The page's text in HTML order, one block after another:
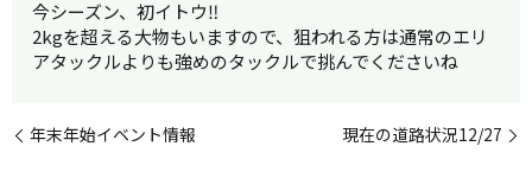
今シーズン、初イトウ‼︎
2kgを超える大物もいますので、狙われる方は通常のエリ
アタックルよりも強めのタックルで挑んでくださいね
年末年始イベント情報 現在の道路状況12/27